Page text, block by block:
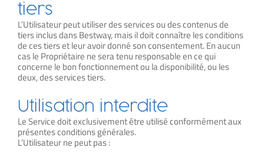
tiers
L’Utilisateur peut utiliser des services ou des contenus de
tiers inclus dans Bestway, mais il doit connaître les conditions
de ces tiers et leur avoir donné son consentement. En aucun
cas le Propriétaire ne sera tenu responsable en ce qui
concerne le bon fonctionnement ou la disponibilité, ou les
deux, des services tiers.
Utilisation interdite
Le Service doit exclusivement être utilisé conformément aux
présentes conditions générales.
L’Utilisateur ne peut pas :